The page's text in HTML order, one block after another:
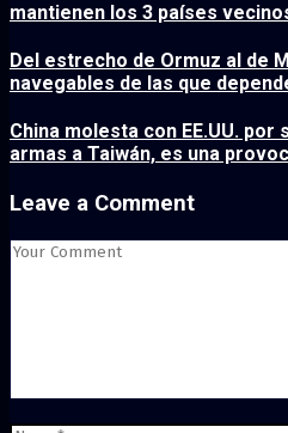
mantienen los 3 países
Del estrecho de Ormuz al de
navegables de las que
China molesta con EE.UU.
armas a Taiwán, es una
Leave a Comment